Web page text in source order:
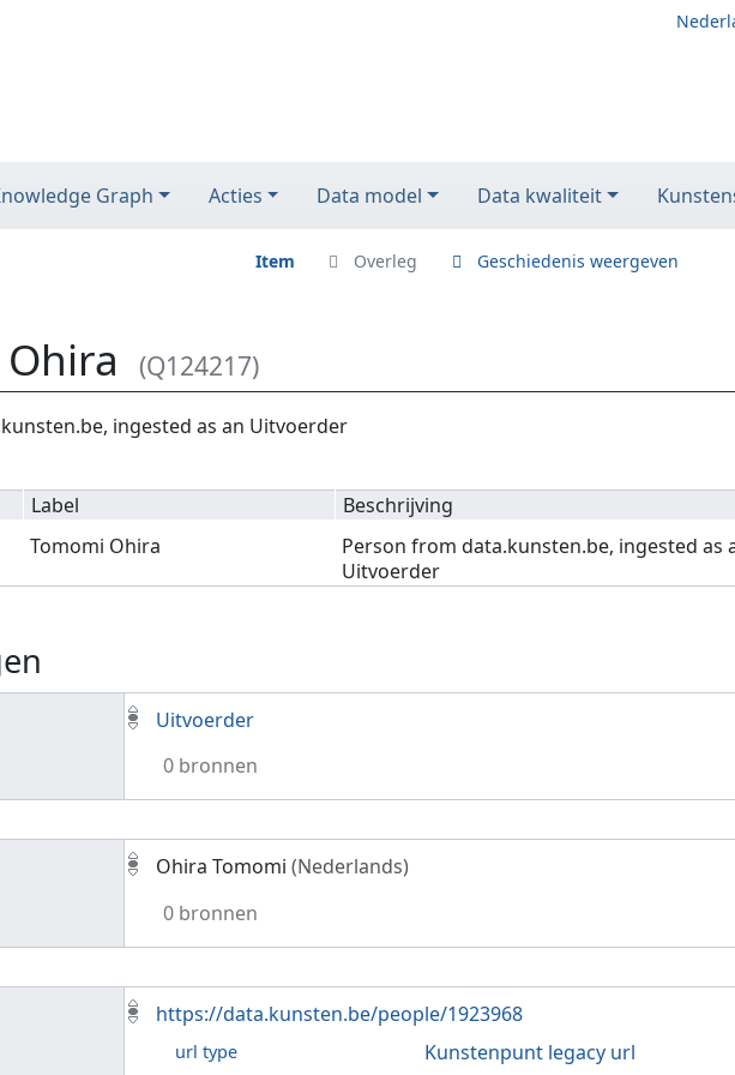
Graph Acties Data model Data kwaliteit
Item Overleg Geschiedenis weergeven
(Q124217)
zoeken ingested as an Uitvoerder
Label
Beschrijving
Tomomi Ohira
Person from data.kunsten.be, ingested as
Uitvoerder
Uitvoerder
0 bronnen
Ohira Tomomi (Nederlands)
0 bronnen
https://data.kunsten.be/people/1923968
url type Kunstenpunt legacy url